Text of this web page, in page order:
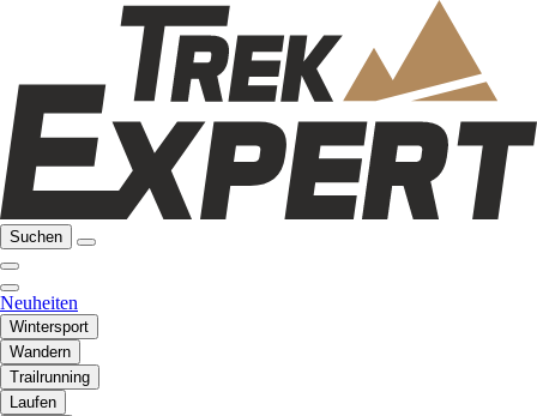
Suchen
Neuheiten
Wintersport
Wandern
Trailrunning
Laufen